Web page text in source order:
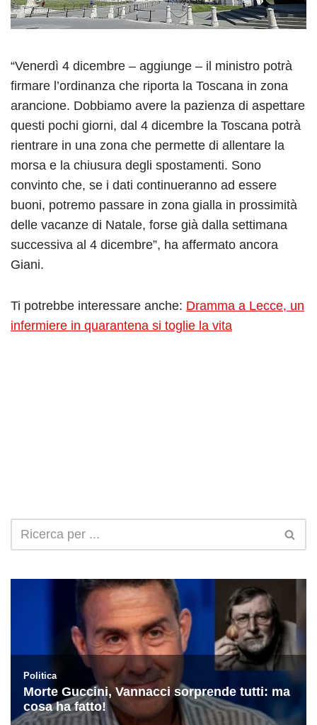
“Venerdì 4 dicembre – aggiunge – il ministro potrà
firmare l’ordinanza che riporta la Toscana in zona
arancione. Dobbiamo avere la pazienza di aspettare
questi pochi giorni, dal 4 dicembre la Toscana potrà
rientrare in una zona che permette di allentare la
morsa e la chiusura degli spostamenti. Sono
convinto che, se i dati continueranno ad essere
buoni, potremo passare in zona gialla in prossimità
delle vacanze di Natale, forse già dalla settimana
successiva al 4 dicembre”, ha affermato ancora
Giani.
Ti potrebbe interessare anche: Dramma a Lecce, un
infermiere in quarantena si toglie la vita